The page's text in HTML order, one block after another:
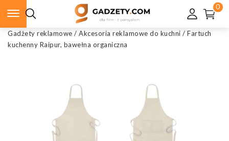
0
Gadżety reklamowe / Akcesoria reklamowe do kuchni / Fartuch
kuchenny Raipur, bawełna organiczna